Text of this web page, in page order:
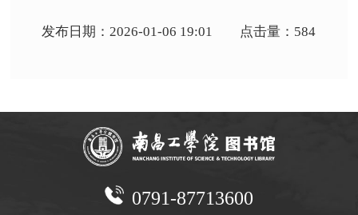
发布日期：2026-01-06 19:01 点击量：584
0791-87713600